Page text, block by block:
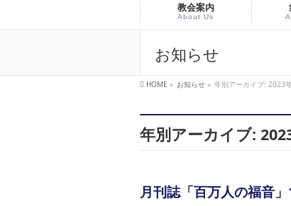
教会案内
About Us
お知らせ
HOME » お知らせ » 年別アーカイブ: 2023年
年別アーカイブ:
月刊誌「百万人の福音